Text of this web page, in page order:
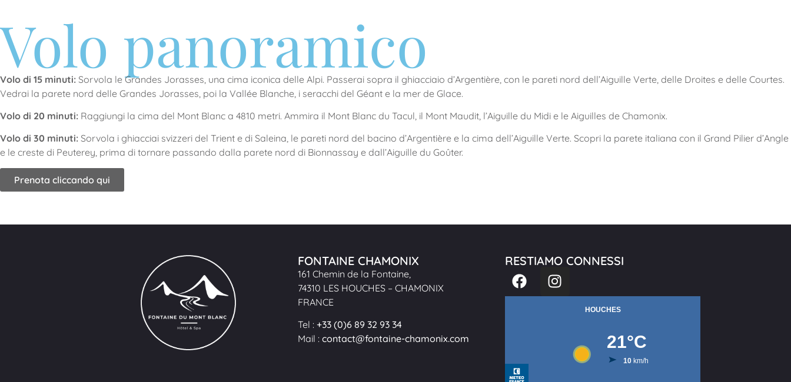
Volo panoramico
Volo di 15 minuti: Sorvola le Grandes Jorasses, una cima iconica delle Alpi. Passerai sopra il ghiacciaio d’Argentière, con le pareti nord dell’Aiguille Verte, delle Droites e delle Courtes.
Vedrai la parete nord delle Grandes Jorasses, poi la Vallée Blanche, i seracchi del Géant e la mer de Glace.
Volo di 20 minuti: Raggiungi la cima del Mont Blanc a 4810 metri. Ammira il Mont Blanc du Tacul, il Mont Maudit, l’Aiguille du Midi e le Aiguilles de Chamonix.
Volo di 30 minuti: Sorvola i ghiacciai svizzeri del Trient e di Saleina, le pareti nord del bacino d’Argentière e la cima dell’Aiguille Verte. Scopri la parete italiana con il Grand Pilier d’Angle
e le creste di Peuterey, prima di tornare passando dalla parete nord di Bionnassay e dall’Aiguille du Goûter.
Prenota cliccando qui
FONTAINE CHAMONIX
161 Chemin de la Fontaine,
74310 LES HOUCHES – CHAMONIX
FRANCE
Tel :+33 (0)6 89 32 93 34
Mail :contact@fontaine-chamonix.com
RESTIAMO CONNESSI